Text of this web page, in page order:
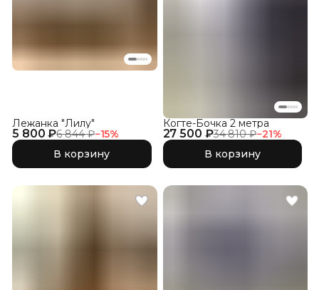
5 800 ₽6 844 ₽−15%
Лежанка "Лилу"
В корзину
27 500 ₽34 810 ₽−21%
Когте-Бочка 2 метра
В корзину